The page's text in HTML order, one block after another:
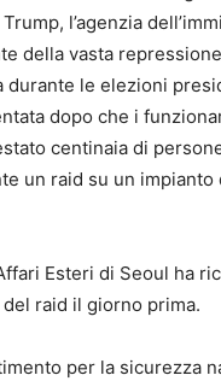
l’agenzia
della vasta
durante le elezioni
dopo che i
centinaia di
un raid su un
Esteri di Seoul ha
raid il giorno prima.
per la sicurezza